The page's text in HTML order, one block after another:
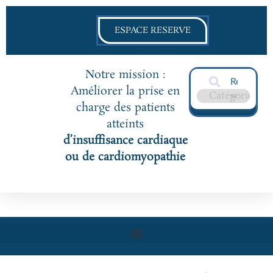
ESPACE RESERVE
Notre mission :
Améliorer la prise en
charge des patients
atteints
d’insuffisance cardiaque
ou de cardiomyopathie